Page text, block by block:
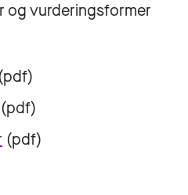
vurderingsformer
(pdf)
(pdf)